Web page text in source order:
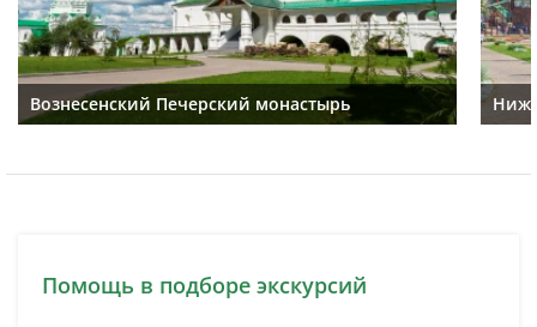
Вознесенский Печерский монастырь
Помощь в подборе экскурсий